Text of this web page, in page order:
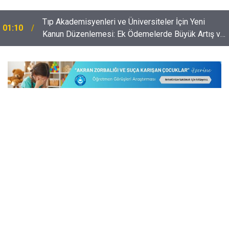
01:10
​Tıp Akademisyenleri ve Üniversiteler İçin Yeni
Kanun Düzenlemesi: Ek Ödemelerde Büyük Artış ve
Ar-Ge'ye Destek!